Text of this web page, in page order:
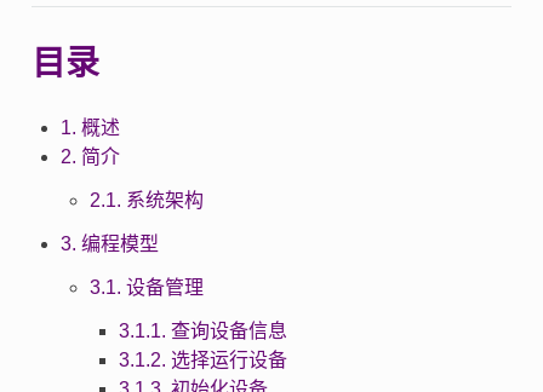
目录
1. 概述
2. 简介
2.1. 系统架构
3. 编程模型
3.1. 设备管理
3.1.1. 查询设备信息
3.1.2. 选择运行设备